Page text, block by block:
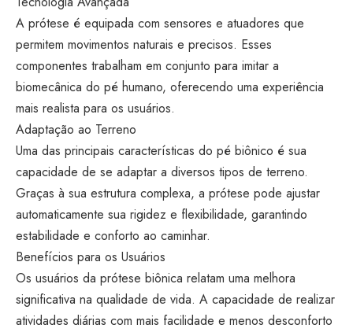
A prótese é equipada com sensores e atuadores que
permitem movimentos naturais e precisos. Esses
componentes trabalham em conjunto para imitar a
biomecânica do pé humano, oferecendo uma experiência
mais realista para os usuários.
Adaptação ao Terreno
Uma das principais características do pé biônico é sua
capacidade de se adaptar a diversos tipos de terreno.
Graças à sua estrutura complexa, a prótese pode ajustar
automaticamente sua rigidez e flexibilidade, garantindo
estabilidade e conforto ao caminhar.
Benefícios para os Usuários
Os usuários da prótese biônica relatam uma melhora
significativa na qualidade de vida. A capacidade de realizar
atividades diárias com mais facilidade e menos desconforto